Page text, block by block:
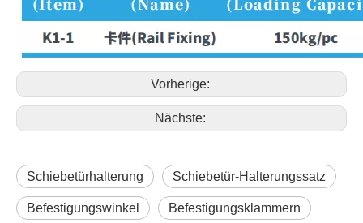
Vorherige:
Nächste:
Schiebetürhalterung Schiebetür-Halterungssatz
Befestigungswinkel Befestigungsklammern